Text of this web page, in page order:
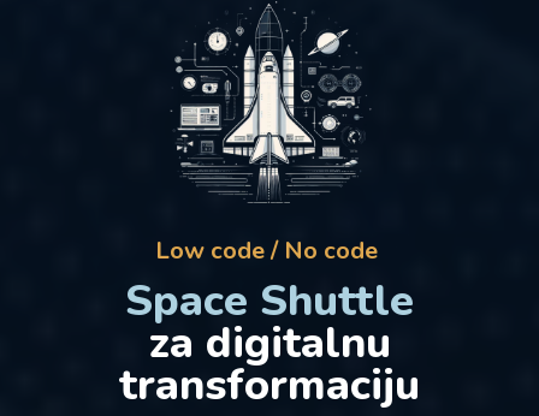
Low code / No code
Space Shuttle
za digitalnu
transformaciju